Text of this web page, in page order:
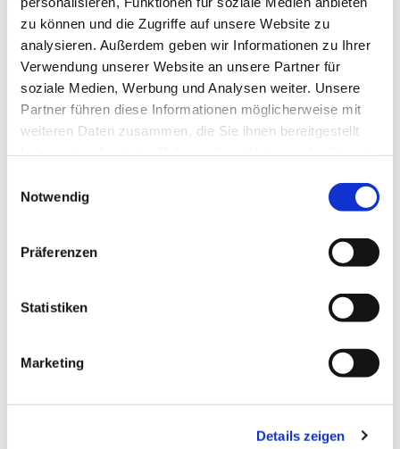
zu können und die Zugriffe auf unsere Website zu
analysieren. Außerdem geben wir Informationen zu Ihrer
Verwendung unserer Website an unsere Partner für
soziale Medien, Werbung und Analysen weiter. Unsere
Partner führen diese Informationen möglicherweise mit
weiteren Daten zusammen, die Sie ihnen bereitgestellt
Notwendig
Präferenzen
Statistiken
Marketing
Details zeigen